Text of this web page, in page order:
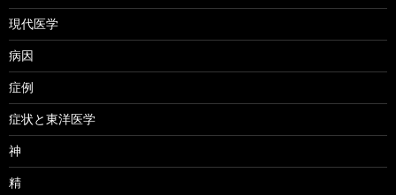
現代医学
病因
症例
症状と東洋医学
神
精